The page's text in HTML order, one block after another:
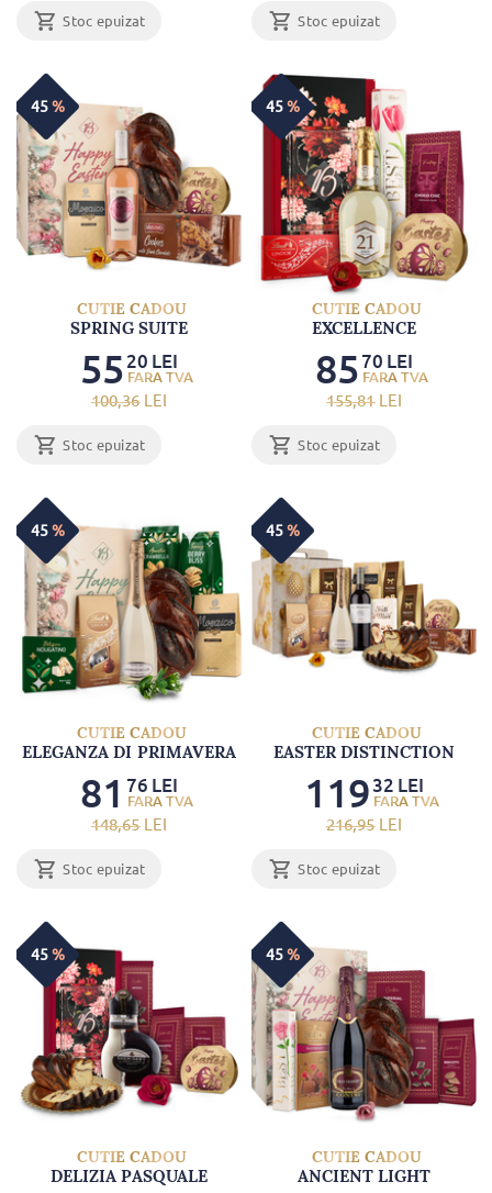
Stoc epuizat Stoc epuizat
45%
CUTIE CADOU
SPRING SUITE
100,36 LEI
55 20 LEI
Stoc epuizat
45%
CUTIE CADOU
EXCELLENCE
155,81 LEI
85 70 LEI
Stoc epuizat
45%
CUTIE CADOU
ELEGANZA DI PRIMAVERA
148,65 LEI
81 76 LEI
Stoc epuizat
45%
CUTIE CADOU
EASTER DISTINCTION
216,95 LEI
119 32 LEI
Stoc epuizat
45%
CUTIE CADOU
DELIZIA PASQUALE
45%
CUTIE CADOU
ANCIENT LIGHT